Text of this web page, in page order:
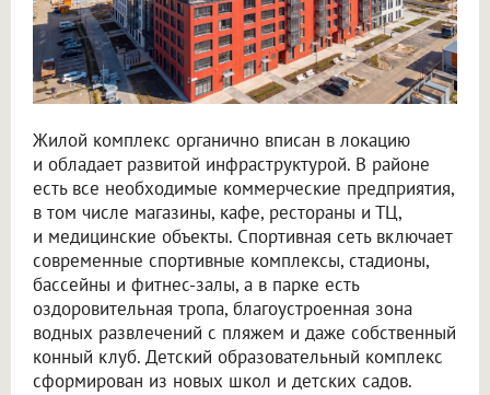
Жилой комплекс органично вписан в локацию
и обладает развитой инфраструктурой. В районе
есть все необходимые коммерческие предприятия,
в том числе магазины, кафе, рестораны и ТЦ,
и медицинские объекты. Спортивная сеть включает
современные спортивные комплексы, стадионы,
бассейны и фитнес-залы, а в парке есть
оздоровительная тропа, благоустроенная зона
водных развлечений с пляжем и даже собственный
конный клуб. Детский образовательный комплекс
сформирован из новых школ и детских садов.